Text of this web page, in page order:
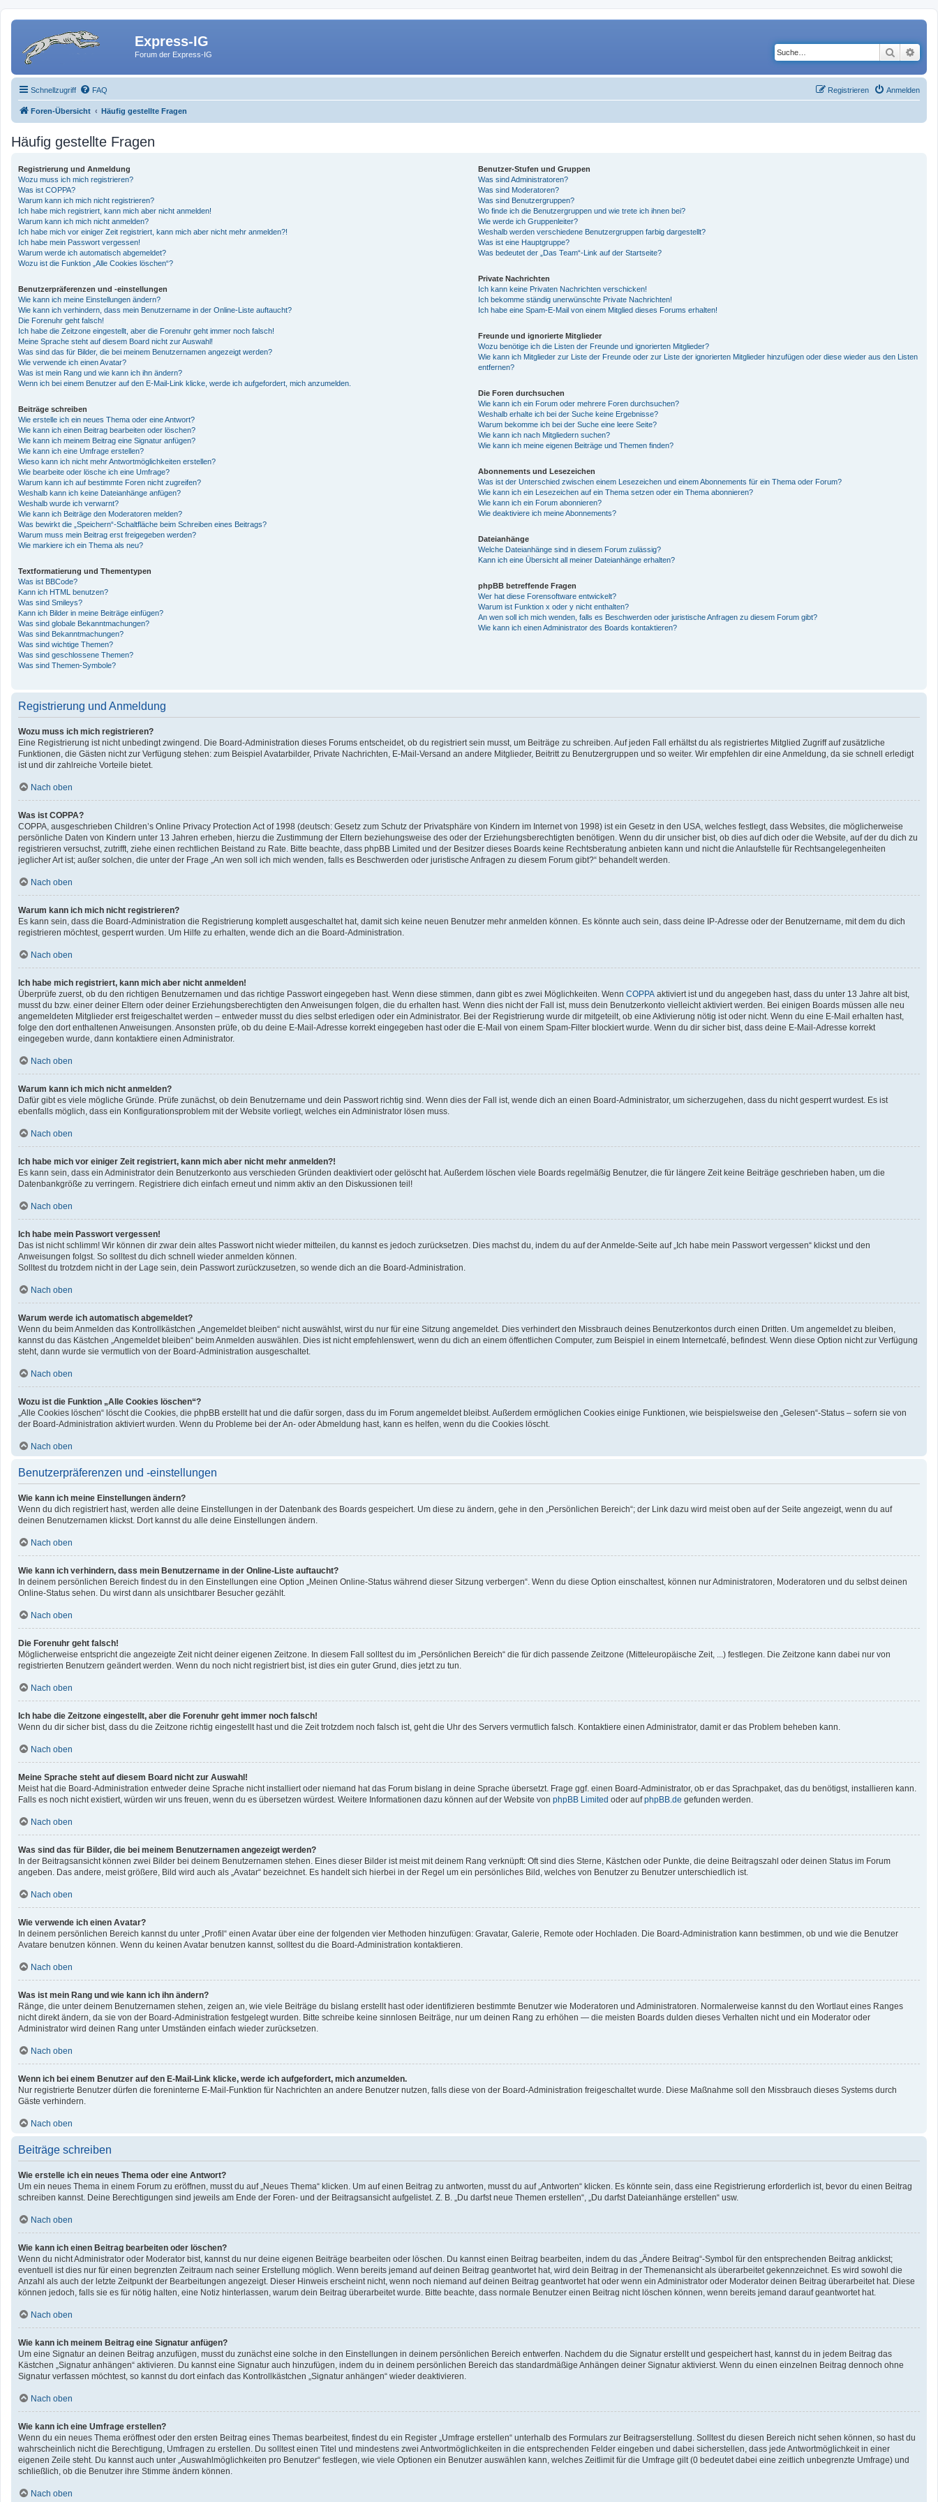
Express-IG
Forum der Express-IG Suche
Schnellzugriff FAQ Anmelden
Registrieren
Foren-Übersicht Häufig gestellte Fragen
Häufig gestellte Fragen
Registrierung und Anmeldung
Wozu muss ich mich registrieren?
Was ist COPPA?
Warum kann ich mich nicht registrieren?
Ich habe mich registriert, kann mich aber nicht anmelden!
Warum kann ich mich nicht anmelden?
Ich habe mich vor einiger Zeit registriert, kann mich aber nicht mehr anmelden?!
Ich habe mein Passwort vergessen!
Warum werde ich automatisch abgemeldet?
Wozu ist die Funktion „Alle Cookies löschen“?
Benutzerpräferenzen und -einstellungen
Wie kann ich meine Einstellungen ändern?
Wie kann ich verhindern, dass mein Benutzername in der Online-Liste auftaucht?
Die Forenuhr geht falsch!
Ich habe die Zeitzone eingestellt, aber die Forenuhr geht immer noch falsch!
Meine Sprache steht auf diesem Board nicht zur Auswahl!
Was sind das für Bilder, die bei meinem Benutzernamen angezeigt werden?
Wie verwende ich einen Avatar?
Was ist mein Rang und wie kann ich ihn ändern?
Wenn ich bei einem Benutzer auf den E-Mail-Link klicke, werde ich aufgefordert, mich anzumelden.
Beiträge schreiben
Wie erstelle ich ein neues Thema oder eine Antwort?
Wie kann ich einen Beitrag bearbeiten oder löschen?
Wie kann ich meinem Beitrag eine Signatur anfügen?
Wie kann ich eine Umfrage erstellen?
Wieso kann ich nicht mehr Antwortmöglichkeiten erstellen?
Wie bearbeite oder lösche ich eine Umfrage?
Warum kann ich auf bestimmte Foren nicht zugreifen?
Weshalb kann ich keine Dateianhänge anfügen?
Weshalb wurde ich verwarnt?
Wie kann ich Beiträge den Moderatoren melden?
Was bewirkt die „Speichern“-Schaltfläche beim Schreiben eines Beitrags?
Warum muss mein Beitrag erst freigegeben werden?
Wie markiere ich ein Thema als neu?
Textformatierung und Thementypen
Was ist BBCode?
Kann ich HTML benutzen?
Was sind Smileys?
Kann ich Bilder in meine Beiträge einfügen?
Was sind globale Bekanntmachungen?
Was sind Bekanntmachungen?
Was sind wichtige Themen?
Was sind geschlossene Themen?
Was sind Themen-Symbole?
Benutzer-Stufen und Gruppen
Was sind Administratoren?
Was sind Moderatoren?
Was sind Benutzergruppen?
Wo finde ich die Benutzergruppen und wie trete ich ihnen bei?
Wie werde ich Gruppenleiter?
Weshalb werden verschiedene Benutzergruppen farbig dargestellt?
Was ist eine Hauptgruppe?
Was bedeutet der „Das Team“-Link auf der Startseite?
Private Nachrichten
Ich kann keine Privaten Nachrichten verschicken!
Ich bekomme ständig unerwünschte Private Nachrichten!
Ich habe eine Spam-E-Mail von einem Mitglied dieses Forums erhalten!
Freunde und ignorierte Mitglieder
Wozu benötige ich die Listen der Freunde und ignorierten Mitglieder?
Wie kann ich Mitglieder zur Liste der Freunde oder zur Liste der ignorierten Mitglieder hinzufügen oder diese wieder aus den Listen
entfernen?
Die Foren durchsuchen
Wie kann ich ein Forum oder mehrere Foren durchsuchen?
Weshalb erhalte ich bei der Suche keine Ergebnisse?
Warum bekomme ich bei der Suche eine leere Seite?
Wie kann ich nach Mitgliedern suchen?
Wie kann ich meine eigenen Beiträge und Themen finden?
Abonnements und Lesezeichen
Was ist der Unterschied zwischen einem Lesezeichen und einem Abonnements für ein Thema oder Forum?
Wie kann ich ein Lesezeichen auf ein Thema setzen oder ein Thema abonnieren?
Wie kann ich ein Forum abonnieren?
Wie deaktiviere ich meine Abonnements?
Dateianhänge
Welche Dateianhänge sind in diesem Forum zulässig?
Kann ich eine Übersicht all meiner Dateianhänge erhalten?
phpBB betreffende Fragen
Wer hat diese Forensoftware entwickelt?
Warum ist Funktion x oder y nicht enthalten?
An wen soll ich mich wenden, falls es Beschwerden oder juristische Anfragen zu diesem Forum gibt?
Wie kann ich einen Administrator des Boards kontaktieren?
Registrierung und Anmeldung
Wozu muss ich mich registrieren?
Eine Registrierung ist nicht unbedingt zwingend. Die Board-Administration dieses Forums entscheidet, ob du registriert sein musst, um Beiträge zu schreiben. Auf jeden Fall erhältst du als registriertes Mitglied Zugriff auf zusätzliche
Funktionen, die Gästen nicht zur Verfügung stehen: zum Beispiel Avatarbilder, Private Nachrichten, E-Mail-Versand an andere Mitglieder, Beitritt zu Benutzergruppen und so weiter. Wir empfehlen dir eine Anmeldung, da sie schnell erledigt
ist und dir zahlreiche Vorteile bietet.
Nach oben
Was ist COPPA?
COPPA, ausgeschrieben Children’s Online Privacy Protection Act of 1998 (deutsch: Gesetz zum Schutz der Privatsphäre von Kindern im Internet von 1998) ist ein Gesetz in den USA, welches festlegt, dass Websites, die möglicherweise
persönliche Daten von Kindern unter 13 Jahren erheben, hierzu die Zustimmung der Eltern beziehungsweise des oder der Erziehungsberechtigten benötigen. Wenn du dir unsicher bist, ob dies auf dich oder die Website, auf der du dich zu
registrieren versuchst, zutrifft, ziehe einen rechtlichen Beistand zu Rate. Bitte beachte, dass phpBB Limited und der Besitzer dieses Boards keine Rechtsberatung anbieten kann und nicht die Anlaufstelle für Rechtsangelegenheiten
jeglicher Art ist; außer solchen, die unter der Frage „An wen soll ich mich wenden, falls es Beschwerden oder juristische Anfragen zu diesem Forum gibt?“ behandelt werden.
Nach oben
Warum kann ich mich nicht registrieren?
Es kann sein, dass die Board-Administration die Registrierung komplett ausgeschaltet hat, damit sich keine neuen Benutzer mehr anmelden können. Es könnte auch sein, dass deine IP-Adresse oder der Benutzername, mit dem du dich
registrieren möchtest, gesperrt wurden. Um Hilfe zu erhalten, wende dich an die Board-Administration.
Nach oben
Ich habe mich registriert, kann mich aber nicht anmelden!
Überprüfe zuerst, ob du den richtigen Benutzernamen und das richtige Passwort eingegeben hast. Wenn diese stimmen, dann gibt es zwei Möglichkeiten. Wenn COPPA aktiviert ist und du angegeben hast, dass du unter 13 Jahre alt bist,
musst du bzw. einer deiner Eltern oder deiner Erziehungsberechtigten den Anweisungen folgen, die du erhalten hast. Wenn dies nicht der Fall ist, muss dein Benutzerkonto vielleicht aktiviert werden. Bei einigen Boards müssen alle neu
angemeldeten Mitglieder erst freigeschaltet werden – entweder musst du dies selbst erledigen oder ein Administrator. Bei der Registrierung wurde dir mitgeteilt, ob eine Aktivierung nötig ist oder nicht. Wenn du eine E-Mail erhalten hast,
folge den dort enthaltenen Anweisungen. Ansonsten prüfe, ob du deine E-Mail-Adresse korrekt eingegeben hast oder die E-Mail von einem Spam-Filter blockiert wurde. Wenn du dir sicher bist, dass deine E-Mail-Adresse korrekt
eingegeben wurde, dann kontaktiere einen Administrator.
Nach oben
Warum kann ich mich nicht anmelden?
Dafür gibt es viele mögliche Gründe. Prüfe zunächst, ob dein Benutzername und dein Passwort richtig sind. Wenn dies der Fall ist, wende dich an einen Board-Administrator, um sicherzugehen, dass du nicht gesperrt wurdest. Es ist
ebenfalls möglich, dass ein Konfigurationsproblem mit der Website vorliegt, welches ein Administrator lösen muss.
Nach oben
Ich habe mich vor einiger Zeit registriert, kann mich aber nicht mehr anmelden?!
Es kann sein, dass ein Administrator dein Benutzerkonto aus verschieden Gründen deaktiviert oder gelöscht hat. Außerdem löschen viele Boards regelmäßig Benutzer, die für längere Zeit keine Beiträge geschrieben haben, um die
Datenbankgröße zu verringern. Registriere dich einfach erneut und nimm aktiv an den Diskussionen teil!
Nach oben
Ich habe mein Passwort vergessen!
Das ist nicht schlimm! Wir können dir zwar dein altes Passwort nicht wieder mitteilen, du kannst es jedoch zurücksetzen. Dies machst du, indem du auf der Anmelde-Seite auf „Ich habe mein Passwort vergessen“ klickst und den
Anweisungen folgst. So solltest du dich schnell wieder anmelden können.
Solltest du trotzdem nicht in der Lage sein, dein Passwort zurückzusetzen, so wende dich an die Board-Administration.
Nach oben
Warum werde ich automatisch abgemeldet?
Wenn du beim Anmelden das Kontrollkästchen „Angemeldet bleiben“ nicht auswählst, wirst du nur für eine Sitzung angemeldet. Dies verhindert den Missbrauch deines Benutzerkontos durch einen Dritten. Um angemeldet zu bleiben,
kannst du das Kästchen „Angemeldet bleiben“ beim Anmelden auswählen. Dies ist nicht empfehlenswert, wenn du dich an einem öffentlichen Computer, zum Beispiel in einem Internetcafé, befindest. Wenn diese Option nicht zur Verfügung
steht, dann wurde sie vermutlich von der Board-Administration ausgeschaltet.
Nach oben
Wozu ist die Funktion „Alle Cookies löschen“?
„Alle Cookies löschen“ löscht die Cookies, die phpBB erstellt hat und die dafür sorgen, dass du im Forum angemeldet bleibst. Außerdem ermöglichen Cookies einige Funktionen, wie beispielsweise den „Gelesen“-Status – sofern sie von
der Board-Administration aktiviert wurden. Wenn du Probleme bei der An- oder Abmeldung hast, kann es helfen, wenn du die Cookies löscht.
Nach oben
Benutzerpräferenzen und -einstellungen
Wie kann ich meine Einstellungen ändern?
Wenn du dich registriert hast, werden alle deine Einstellungen in der Datenbank des Boards gespeichert. Um diese zu ändern, gehe in den „Persönlichen Bereich“; der Link dazu wird meist oben auf der Seite angezeigt, wenn du auf
deinen Benutzernamen klickst. Dort kannst du alle deine Einstellungen ändern.
Nach oben
Wie kann ich verhindern, dass mein Benutzername in der Online-Liste auftaucht?
In deinem persönlichen Bereich findest du in den Einstellungen eine Option „Meinen Online-Status während dieser Sitzung verbergen“. Wenn du diese Option einschaltest, können nur Administratoren, Moderatoren und du selbst deinen
Online-Status sehen. Du wirst dann als unsichtbarer Besucher gezählt.
Nach oben
Die Forenuhr geht falsch!
Möglicherweise entspricht die angezeigte Zeit nicht deiner eigenen Zeitzone. In diesem Fall solltest du im „Persönlichen Bereich“ die für dich passende Zeitzone (Mitteleuropäische Zeit, ...) festlegen. Die Zeitzone kann dabei nur von
registrierten Benutzern geändert werden. Wenn du noch nicht registriert bist, ist dies ein guter Grund, dies jetzt zu tun.
Nach oben
Ich habe die Zeitzone eingestellt, aber die Forenuhr geht immer noch falsch!
Wenn du dir sicher bist, dass du die Zeitzone richtig eingestellt hast und die Zeit trotzdem noch falsch ist, geht die Uhr des Servers vermutlich falsch. Kontaktiere einen Administrator, damit er das Problem beheben kann.
Nach oben
Meine Sprache steht auf diesem Board nicht zur Auswahl!
Meist hat die Board-Administration entweder deine Sprache nicht installiert oder niemand hat das Forum bislang in deine Sprache übersetzt. Frage ggf. einen Board-Administrator, ob er das Sprachpaket, das du benötigst, installieren kann.
Falls es noch nicht existiert, würden wir uns freuen, wenn du es übersetzen würdest. Weitere Informationen dazu können auf der Website von phpBB Limited oder aufphpBB.de gefunden werden.
Nach oben
Was sind das für Bilder, die bei meinem Benutzernamen angezeigt werden?
In der Beitragsansicht können zwei Bilder bei deinem Benutzernamen stehen. Eines dieser Bilder ist meist mit deinem Rang verknüpft: Oft sind dies Sterne, Kästchen oder Punkte, die deine Beitragszahl oder deinen Status im Forum
angeben. Das andere, meist größere, Bild wird auch als „Avatar“ bezeichnet. Es handelt sich hierbei in der Regel um ein persönliches Bild, welches von Benutzer zu Benutzer unterschiedlich ist.
Nach oben
Wie verwende ich einen Avatar?
In deinem persönlichen Bereich kannst du unter „Profil“ einen Avatar über eine der folgenden vier Methoden hinzufügen: Gravatar, Galerie, Remote oder Hochladen. Die Board-Administration kann bestimmen, ob und wie die Benutzer
Avatare benutzen können. Wenn du keinen Avatar benutzen kannst, solltest du die Board-Administration kontaktieren.
Nach oben
Was ist mein Rang und wie kann ich ihn ändern?
Ränge, die unter deinem Benutzernamen stehen, zeigen an, wie viele Beiträge du bislang erstellt hast oder identifizieren bestimmte Benutzer wie Moderatoren und Administratoren. Normalerweise kannst du den Wortlaut eines Ranges
nicht direkt ändern, da sie von der Board-Administration festgelegt wurden. Bitte schreibe keine sinnlosen Beiträge, nur um deinen Rang zu erhöhen — die meisten Boards dulden dieses Verhalten nicht und ein Moderator oder
Administrator wird deinen Rang unter Umständen einfach wieder zurücksetzen.
Nach oben
Wenn ich bei einem Benutzer auf den E-Mail-Link klicke, werde ich aufgefordert, mich anzumelden.
Nur registrierte Benutzer dürfen die foreninterne E-Mail-Funktion für Nachrichten an andere Benutzer nutzen, falls diese von der Board-Administration freigeschaltet wurde. Diese Maßnahme soll den Missbrauch dieses Systems durch
Gäste verhindern.
Nach oben
Beiträge schreiben
Wie erstelle ich ein neues Thema oder eine Antwort?
Um ein neues Thema in einem Forum zu eröffnen, musst du auf „Neues Thema“ klicken. Um auf einen Beitrag zu antworten, musst du auf „Antworten“ klicken. Es könnte sein, dass eine Registrierung erforderlich ist, bevor du einen Beitrag
schreiben kannst. Deine Berechtigungen sind jeweils am Ende der Foren- und der Beitragsansicht aufgelistet. Z. B. „Du darfst neue Themen erstellen“, „Du darfst Dateianhänge erstellen“ usw.
Nach oben
Wie kann ich einen Beitrag bearbeiten oder löschen?
Wenn du nicht Administrator oder Moderator bist, kannst du nur deine eigenen Beiträge bearbeiten oder löschen. Du kannst einen Beitrag bearbeiten, indem du das „Ändere Beitrag“-Symbol für den entsprechenden Beitrag anklickst;
eventuell ist dies nur für einen begrenzten Zeitraum nach seiner Erstellung möglich. Wenn bereits jemand auf deinen Beitrag geantwortet hat, wird dein Beitrag in der Themenansicht als überarbeitet gekennzeichnet. Es wird sowohl die
Anzahl als auch der letzte Zeitpunkt der Bearbeitungen angezeigt. Dieser Hinweis erscheint nicht, wenn noch niemand auf deinen Beitrag geantwortet hat oder wenn ein Administrator oder Moderator deinen Beitrag überarbeitet hat. Diese
können jedoch, falls sie es für nötig halten, eine Notiz hinterlassen, warum dein Beitrag überarbeitet wurde. Bitte beachte, dass normale Benutzer einen Beitrag nicht löschen können, wenn bereits jemand darauf geantwortet hat.
Nach oben
Wie kann ich meinem Beitrag eine Signatur anfügen?
Um eine Signatur an deinen Beitrag anzufügen, musst du zunächst eine solche in den Einstellungen in deinem persönlichen Bereich entwerfen. Nachdem du die Signatur erstellt und gespeichert hast, kannst du in jedem Beitrag das
Kästchen „Signatur anhängen“ aktivieren. Du kannst eine Signatur auch hinzufügen, indem du in deinem persönlichen Bereich das standardmäßige Anhängen deiner Signatur aktivierst. Wenn du einen einzelnen Beitrag dennoch ohne
Signatur verfassen möchtest, so kannst du dort einfach das Kontrollkästchen „Signatur anhängen“ wieder deaktivieren.
Nach oben
Wie kann ich eine Umfrage erstellen?
Wenn du ein neues Thema eröffnest oder den ersten Beitrag eines Themas bearbeitest, findest du ein Register „Umfrage erstellen“ unterhalb des Formulars zur Beitragserstellung. Solltest du diesen Bereich nicht sehen können, so hast du
wahrscheinlich nicht die Berechtigung, Umfragen zu erstellen. Du solltest einen Titel und mindestens zwei Antwortmöglichkeiten in die entsprechenden Felder eingeben und dabei sicherstellen, dass jede Antwortmöglichkeit in einer
eigenen Zeile steht. Du kannst auch unter „Auswahlmöglichkeiten pro Benutzer“ festlegen, wie viele Optionen ein Benutzer auswählen kann, welches Zeitlimit für die Umfrage gilt (0 bedeutet dabei eine zeitlich unbegrenzte Umfrage) und
schließlich, ob die Benutzer ihre Stimme ändern können.
Nach oben